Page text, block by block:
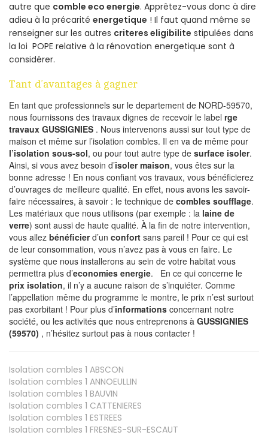
autre que comble eco energie. Apprêtez-vous donc à dire
adieu à la précarité energetique ! Il faut quand même se
renseigner sur les autres criteres eligibilite stipulées dans
la loi POPE relative à la rénovation energetique sont à
considérer.
Tant d’avantages à gagner
En tant que professionnels sur le departement de NORD-59570,
nous fournissons des travaux dignes de recevoir le label rge
travaux GUSSIGNIES . Nous intervenons aussi sur tout type de
maison et même sur l’isolation combles. Il en va de même pour
l’isolation sous-sol, ou pour tout autre type de surface isoler.
Ainsi, si vous avez besoin d’isoler maison, vous êtes sur la
bonne adresse ! En nous confiant vos travaux, vous bénéficierez
d’ouvrages de meilleure qualité. En effet, nous avons les savoir-
faire nécessaires, à savoir : le technique de combles soufflage.
Les matériaux que nous utilisons (par exemple : la laine de
verre) sont aussi de haute qualité. À la fin de notre intervention,
vous allez bénéficierd’un confort sans pareil ! Pour ce qui est
de leur consommation, vous n’avez pas à vous en faire. Le
système que nous installerons au sein de votre habitat vous
permettra plus d’economies energie. En ce qui concerne le
prix isolation, il n’y a aucune raison de s’inquiéter. Comme
l’appellation même du programme le montre, le prix n’est surtout
pas exorbitant ! Pour plus d’informations concernant notre
société, ou les activités que nous entreprenons à GUSSIGNIES
(59570) , n’hésitez surtout pas à nous contacter !
Isolation combles 1 ABSCON
Isolation combles 1 ANNOEULLIN
Isolation combles 1 BAUVIN
Isolation combles 1 CATTENIERES
Isolation combles 1 ESTREES
Isolation combles 1 FRESNES-SUR-ESCAUT